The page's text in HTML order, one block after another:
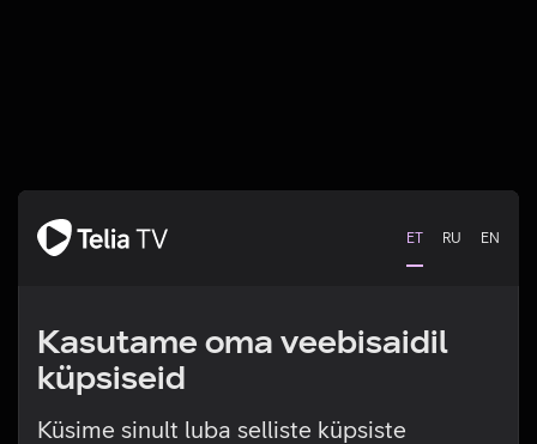
ET RU EN
Kasutame oma veebisaidil
küpsiseid
Küsime sinult luba selliste küpsiste